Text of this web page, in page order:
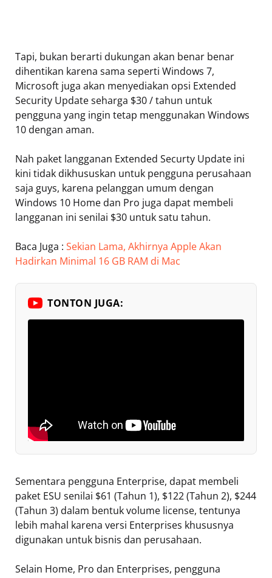
Tapi, bukan berarti dukungan akan benar benar
dihentikan karena sama seperti Windows 7,
Microsoft juga akan menyediakan opsi Extended
Security Update seharga $30 / tahun untuk
pengguna yang ingin tetap menggunakan Windows
10 dengan aman.
Nah paket langganan Extended Securty Update ini
kini tidak dikhususkan untuk pengguna perusahaan
saja guys, karena pelanggan umum dengan
Windows 10 Home dan Pro juga dapat membeli
langganan ini senilai $30 untuk satu tahun.
Baca Juga : Sekian Lama, Akhirnya Apple Akan
Hadirkan Minimal 16 GB RAM di Mac
TONTON JUGA:
Sementara pengguna Enterprise, dapat membeli
paket ESU senilai $61 (Tahun 1), $122 (Tahun 2), $244
(Tahun 3) dalam bentuk volume license, tentunya
lebih mahal karena versi Enterprises khususnya
digunakan untuk bisnis dan perusahaan.
Selain Home, Pro dan Enterprises, pengguna